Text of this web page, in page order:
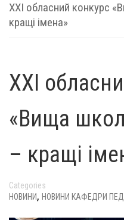
ХХІ обласний конкурс
кращі імена»
ХХІ
«Вища
– кращі
Categories
НОВИНИ, НОВИНИ КАФЕДРИ